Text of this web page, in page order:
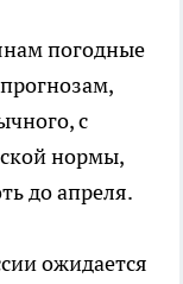
погодные
с
нормы,
до апреля.
ожидается